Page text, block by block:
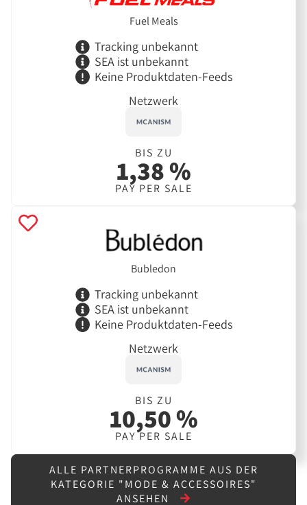
Fuel Meals
Tracking unbekannt
SEA ist unbekannt
Keine Produktdaten-Feeds
Netzwerk
BIS ZU
1,38 %
PAY PER SALE
Bubledon
Tracking unbekannt
SEA ist unbekannt
Keine Produktdaten-Feeds
Netzwerk
BIS ZU
10,50 %
PAY PER SALE
ALLE PARTNERPROGRAMME AUS DER
KATEGORIE "MODE & ACCESSOIRES"
ANSEHEN